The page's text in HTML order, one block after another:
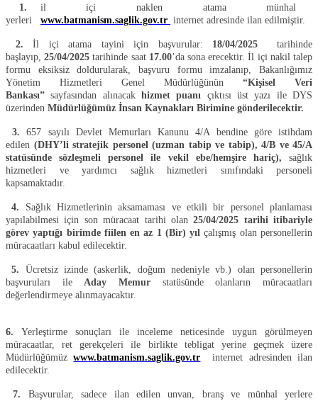
1. il içi naklen atama münhal
yerleri www.batmanism.saglik.gov.tr internet adresinde ilan edilmiştir.
2. İl içi atama tayini için başvurular: 18/04/2025
tarihinde
başlayıp,25/04/2025 tarihinde saat 17.00’da sona erecektir. İl içi nakil talep
formu eksiksiz doldurularak, başvuru formu imzalanıp, Bakanlığımız
Yönetim Hizmetleri Genel Müdürlüğünün “Kişisel Veri
Bankası” sayfasından alınacakhizmet puanı çıktısı üst yazı ile DYS
üzerinden Müdürlüğümüz İnsan Kaynakları Birimine gönderilecektir.
3. 657 sayılı Devlet Memurları Kanunu 4/A bendine göre istihdam
edilen (DHY’li stratejik personel (uzman tabip ve tabip), 4/B ve 45/A
statüsünde sözleşmeli personel ile vekil ebe/hemşire hariç),
sağlık
hizmetleri ve yardımcı sağlık hizmetleri sınıfındaki personeli
kapsamaktadır.
4.
Sağlık Hizmetlerinin aksamaması ve etkili bir personel planlaması
yapılabilmesi için son müracaat tarihi olan25/04/2025 tarihi itibariyle
görev yaptığı birimde fiilen en az 1 (Bir) yıl çalışmış olan personellerin
müracaatları kabul edilecektir.
5. Ücretsiz izinde (askerlik, doğum nedeniyle vb.) olan personellerin
başvuruları ileAday Memur
statüsünde olanların müracaatları
değerlendirmeye alınmayacaktır.
6. Yerleştirme sonuçları ile inceleme neticesinde uygun görülmeyen
müracaatlar, ret gerekçeleri ile birlikte tebligat yerine geçmek üzere
Müdürlüğümüzwww.batmanism.saglik.gov.tr internet adresinden ilan
edilecektir.
7. Başvurular, sadece ilan edilen unvan, branş ve münhal yerlere